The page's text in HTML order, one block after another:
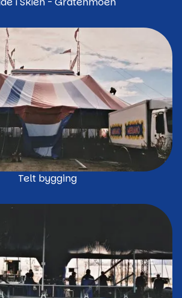
Telt bygging